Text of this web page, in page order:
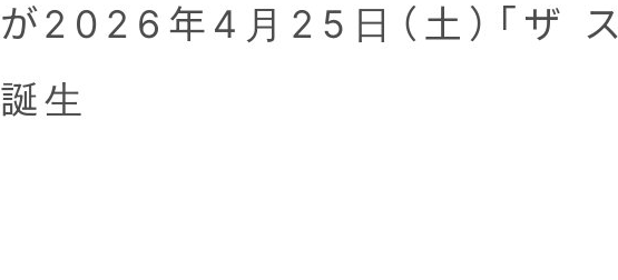
が2026年4月25日（土）「ザ
誕生